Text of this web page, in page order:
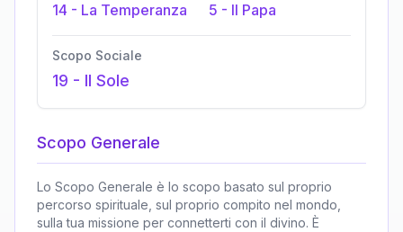
14 - La Temperanza 5 - Il Papa
Scopo Sociale
19 - Il Sole
Scopo Generale
Lo Scopo Generale è lo scopo basato sul proprio
percorso spirituale, sul proprio compito nel mondo,
sulla tua missione per connetterti con il divino. È